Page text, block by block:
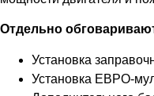
Отдельно
Установка
Установка ЕВРО-